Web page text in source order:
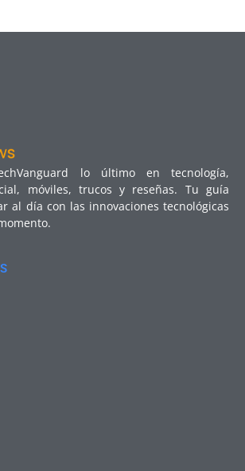
lo último en tecnología,
móviles, trucos y reseñas. Tu guía
al día con las innovaciones tecnológicas